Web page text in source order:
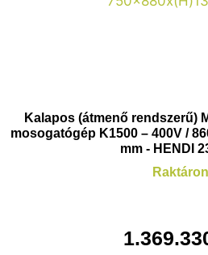
Kalapos (átmenő rendszerű)
mosogatógép K1500 – 400V /
mm - HENDI
Raktáron